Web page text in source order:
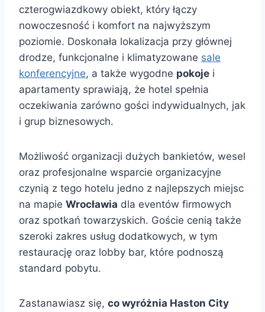
czterogwiazdkowy obiekt, który łączy
nowoczesność i komfort na najwyższym
poziomie. Doskonała lokalizacja przy głównej
drodze, funkcjonalne i klimatyzowane sale
konferencyjne, a także wygodne pokoje i
apartamenty sprawiają, że hotel spełnia
oczekiwania zarówno gości indywidualnych, jak
i grup biznesowych.
Możliwość organizacji dużych bankietów, wesel
oraz profesjonalne wsparcie organizacyjne
czynią z tego hotelu jedno z najlepszych miejsc
na mapie Wrocławia dla eventów firmowych
oraz spotkań towarzyskich. Goście cenią także
szeroki zakres usług dodatkowych, w tym
restaurację oraz lobby bar, które podnoszą
standard pobytu.
Zastanawiasz się, co wyróżnia Haston City